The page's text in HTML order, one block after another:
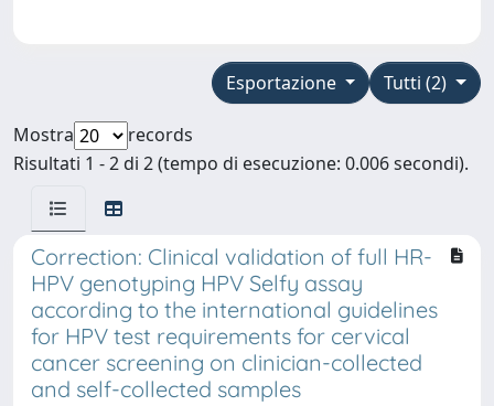
Tutti (2)
Esportazione
Mostra
records
Risultati 1 - 2 di 2 (tempo di esecuzione: 0.006 secondi).
Correction: Clinical validation of full HR-
HPV genotyping HPV Selfy assay
according to the international guidelines
for HPV test requirements for cervical
cancer screening on clinician-collected
and self-collected samples